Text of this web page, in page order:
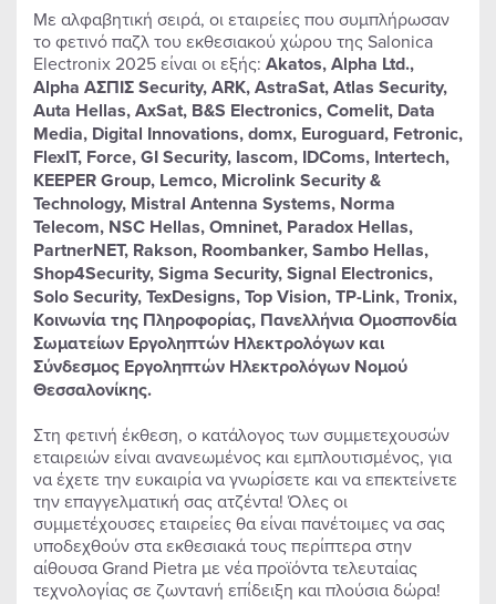
Με αλφαβητική σειρά, οι εταιρείες που συμπλήρωσαν
το φετινό παζλ του εκθεσιακού χώρου της Salonica
Electronix 2025 είναι οι εξής: Akatos, Alpha Ltd.,
Alpha ΑΣΠΙΣ Security, ARK, AstraSat, Atlas Security,
Auta Hellas, AxSat, B&S Electronics, Comelit, Data
Media, Digital Innovations, domx, Euroguard, Fetronic,
FlexIT, Force, GI Security, Iascom, IDComs, Intertech,
KEEPER Group, Lemco, Microlink Security &
Technology, Mistral Antenna Systems, Norma
Telecom, NSC Hellas, Omninet, Paradox Hellas,
PartnerNET, Rakson, Roombanker, Sambo Hellas,
Shop4Security, Sigma Security, Signal Electronics,
Solo Security, TexDesigns, Top Vision, TP-Link, Tronix,
Κοινωνία της Πληροφορίας, Πανελλήνια Ομοσπονδία
Σωματείων Εργοληπτών Ηλεκτρολόγων και
Σύνδεσμος Εργοληπτών Ηλεκτρολόγων Νομού
Θεσσαλονίκης.
Στη φετινή έκθεση, ο κατάλογος των συμμετεχουσών
εταιρειών είναι ανανεωμένος και εμπλουτισμένος, για
να έχετε την ευκαιρία να γνωρίσετε και να επεκτείνετε
την επαγγελματική σας ατζέντα! Όλες οι
συμμετέχουσες εταιρείες θα είναι πανέτοιμες να σας
υποδεχθούν στα εκθεσιακά τους περίπτερα στην
αίθουσα Grand Pietra με νέα προϊόντα τελευταίας
τεχνολογίας σε ζωντανή επίδειξη και πλούσια δώρα!